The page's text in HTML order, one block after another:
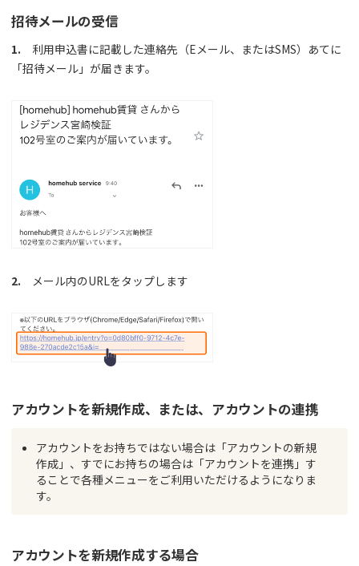
招待メールの受信
1. 利用申込書に記載した連絡先（Eメール、またはSMS）あてに
「招待メール」が届きます。
2. メール内のURLをタップします
アカウントを新規作成、または、アカウントの連携
アカウントをお持ちではない場合は「アカウントの新規
作成」、すでにお持ちの場合は「アカウントを連携」す
ることで各種メニューをご利用いただけるようになりま
す。
アカウントを新規作成する場合